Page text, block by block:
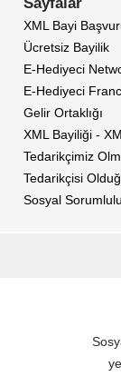
XML Bayi
Ücretsiz Bayilik
E-Hediyeci
E-Hediyeci
Gelir Ortaklığı
XML Bayiliği -
Tedarikçimiz
Tedarikçisi
Sosyal